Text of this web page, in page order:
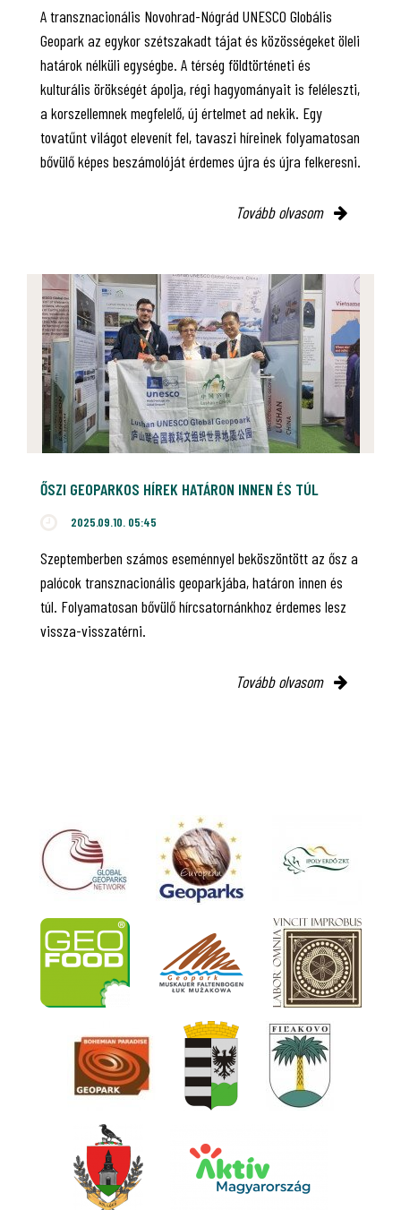
A transznacionális Novohrad-Nógrád UNESCO Globális
Geopark az egykor szétszakadt tájat és közösségeket öleli
határok nélküli egységbe. A térség földtörténeti és
kulturális örökségét ápolja, régi hagyományait is feléleszti,
a korszellemnek megfelelő, új értelmet ad nekik. Egy
tovatűnt világot elevenít fel, tavaszi híreinek folyamatosan
bővülő képes beszámolóját érdemes újra és újra felkeresni.
Tovább olvasom
ŐSZI GEOPARKOS HÍREK HATÁRON INNEN ÉS TÚL
2025.09.10. 05:45
Szeptemberben számos eseménnyel beköszöntött az ősz a
palócok transznacionális geoparkjába, határon innen és
túl. Folyamatosan bővülő hírcsatornánkhoz érdemes lesz
vissza-visszatérni.
Tovább olvasom